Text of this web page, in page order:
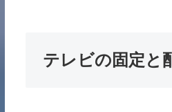
テレビの固定と